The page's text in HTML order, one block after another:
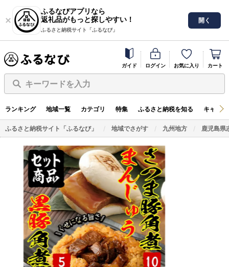
ふるなびアプリなら
返礼品がもっと探しやすい！
ふるさと納税サイト「ふるなび」
開く
ガイド ログイン お気に入り カート
キーワードを入力
ランキング 地域一覧 カテゴリ 特集 ふるさと納税を知る キャン
ふるさと納税サイト「ふるなび」 地域でさがす 九州地方 鹿児島県